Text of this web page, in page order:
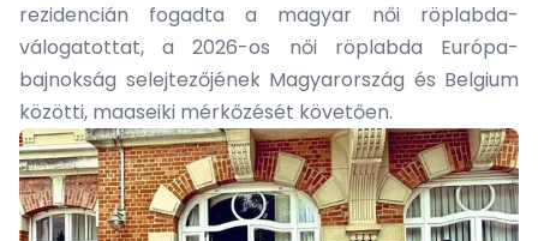
rezidencián fogadta a magyar női röplabda-
válogatottat, a 2026-os női röplabda Európa-
bajnokság selejtezőjének Magyarország és Belgium
közötti, maaseiki mérkőzését követően.